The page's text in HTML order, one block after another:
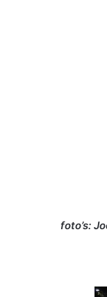
foto’s: